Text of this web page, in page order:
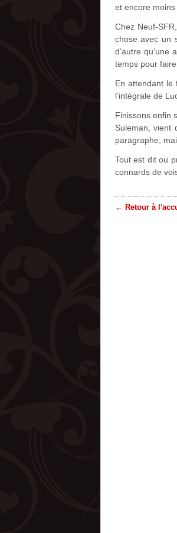
et encore moins
Chez Neuf-SFR,
chose avec un
d’autre
temps pour
En attendant le
l’intégrale de
Finissons enfin
Suleman,
paragraphe,
Tout est dit ou
connards de
← Retour à